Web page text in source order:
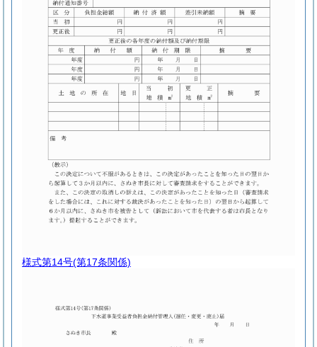
様式第14号(第17条関係)